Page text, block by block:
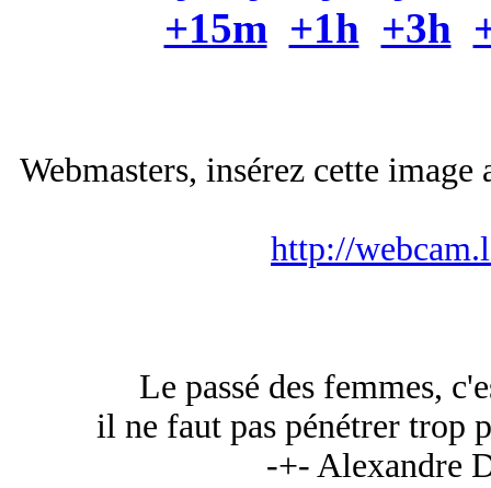
+15m +1h +3h
Webmasters, insérez cette
http://
Le passé des femmes,
il ne faut pas pénétrer trop
-+- Alexandre